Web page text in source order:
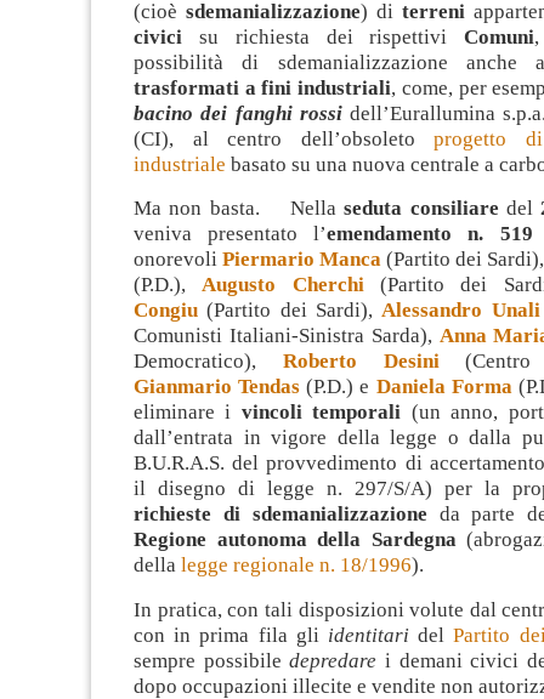
(cioè sdemanializzazione) di terreni
civici su richiesta dei rispettiviComuni
possibilità di sdemanializzazione
trasformati a fini industriali, come, per
bacino dei fanghi rossidell’Eurallumina
(CI), al centro dell’obsoleto progetto
industriale basato su una nuova centrale a
Ma non basta. Nellaseduta consiliare del
veniva presentato l’emendamento n.
onorevoli Piermario Manca (Partito dei
(P.D.),Augusto Cherchi(Partito dei
Congiu (Partito dei Sardi),Alessandro Unali
Comunisti Italiani-Sinistra Sarda), Anna
Democratico), Roberto Desini(Centro
Gianmario Tendas (P.D.) e Daniela Forma
eliminare i vincoli temporali (un anno,
dall’entrata in vigore della legge o dalla
B.U.R.A.S. del provvedimento di
il disegno di legge n. 297/S/A) per la
richieste di sdemanializzazione da parte
Regione autonoma della Sardegna
della legge regionale n. 18/1996).
In pratica, con tali disposizioni volute dal
con in prima fila gli identitari delPartito
sempre possibiledepredare i demani civici
dopo occupazioni illecite e vendite non